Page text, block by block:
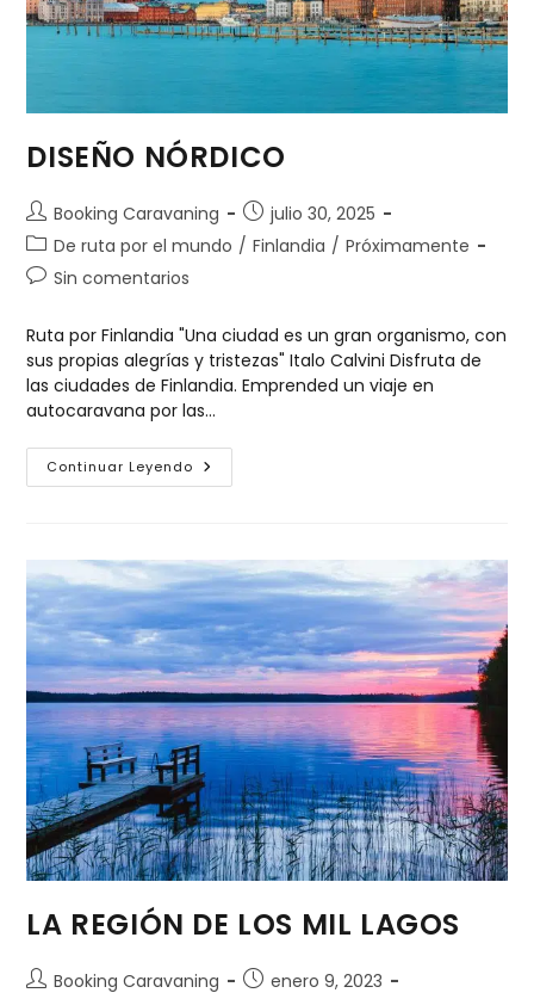
DISEÑO NÓRDICO
Booking Caravaning
julio 30, 2025
De ruta por el mundo / Finlandia / Próximamente
Sin comentarios
Ruta por Finlandia "Una ciudad es un gran organismo, con
sus propias alegrías y tristezas" Italo Calvini Disfruta de
las ciudades de Finlandia. Emprended un viaje en
autocaravana por las…
Continuar Leyendo
LA REGIÓN DE LOS MIL LAGOS
Booking Caravaning
enero 9, 2023